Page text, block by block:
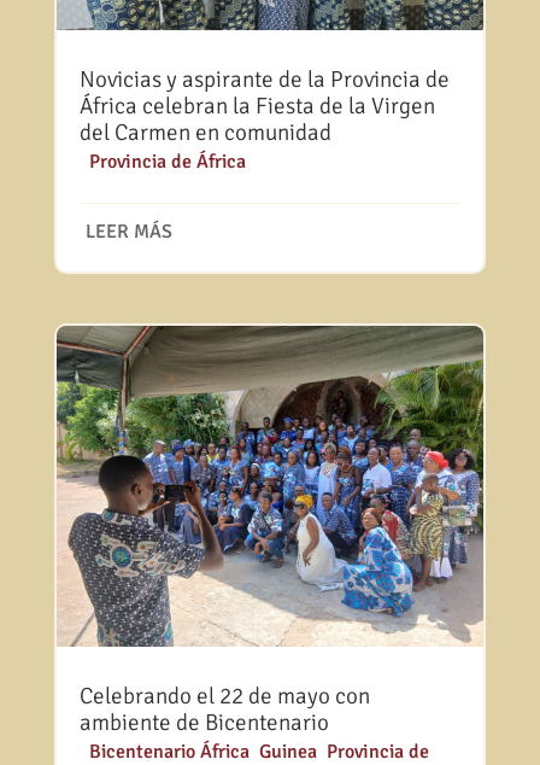
Novicias y aspirante de la Provincia de
África celebran la Fiesta de la Virgen
del Carmen en comunidad
Provincia de África
LEER MÁS
Celebrando el 22 de mayo con
ambiente de Bicentenario
Bicentenario África, Guinea, Provincia de